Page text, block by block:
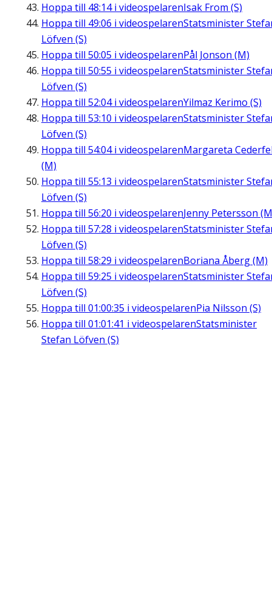
Hoppa till 48:14i videospelarenIsak From (S)
Hoppa till 49:06 i videospelarenStatsminister
Löfven (S)
Hoppa till 50:05 i videospelarenPål Jonson (M)
Hoppa till 50:55 i videospelarenStatsminister
Löfven (S)
Hoppa till 52:04i videospelarenYilmaz Kerimo (S)
Hoppa till 53:10 i videospelarenStatsminister
Löfven (S)
Hoppa till 54:04i videospelarenMargareta
(M)
Hoppa till 55:13 i videospelarenStatsminister
Löfven (S)
Hoppa till 56:20 i videospelarenJenny Petersson
Hoppa till 57:28 i videospelarenStatsminister
Löfven (S)
Hoppa till 58:29 i videospelarenBoriana Åberg (M)
Hoppa till 59:25 i videospelarenStatsminister
Löfven (S)
Hoppa till 01:00:35 i videospelarenPia Nilsson (S)
Hoppa till 01:01:41 i videospelarenStatsminister
Stefan Löfven (S)